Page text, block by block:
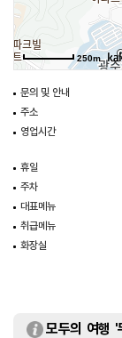
250m
문의 및 안내
주소
영업시간
휴일
주차
대표메뉴
취급메뉴
화장실
모두의 여행 '